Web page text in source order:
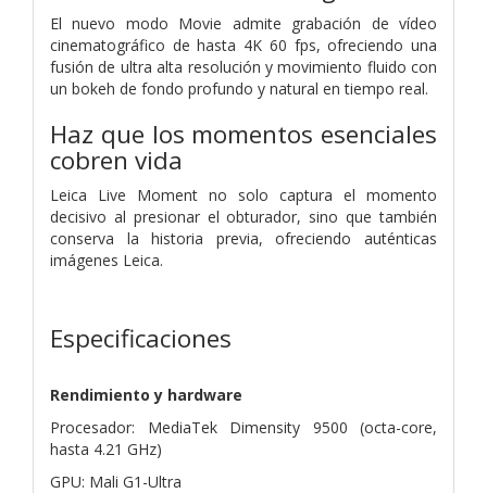
El nuevo modo Movie admite grabación de vídeo
cinematográfico de hasta 4K 60 fps, ofreciendo una
fusión de ultra alta resolución y movimiento fluido con
un bokeh de fondo profundo y natural en tiempo real.
Haz que los momentos esenciales
cobren vida
Leica Live Moment no solo captura el momento
decisivo al presionar el obturador, sino que también
conserva la historia previa, ofreciendo auténticas
imágenes Leica.
Especificaciones
Rendimiento y hardware
Procesador: MediaTek Dimensity 9500 (octa-core,
hasta 4.21 GHz)
GPU: Mali G1-Ultra